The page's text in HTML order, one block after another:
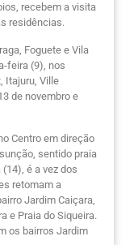
recebem a visita
residências.
Foguete e Vila
feira (9), nos
Itajuru, Ville
de novembro e
Centro em direção
sentido praia
é a vez dos
retomam a
Jardim Caiçara,
e Praia do Siqueira.
os bairros Jardim